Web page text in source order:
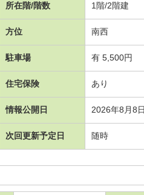
所在階/階数 1階/2階建
方位 南西
駐車場 有 5,500円
住宅保険 あり
情報公開日 2026年8月8日
次回更新予定日 随時